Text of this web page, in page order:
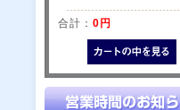
合計： 0円